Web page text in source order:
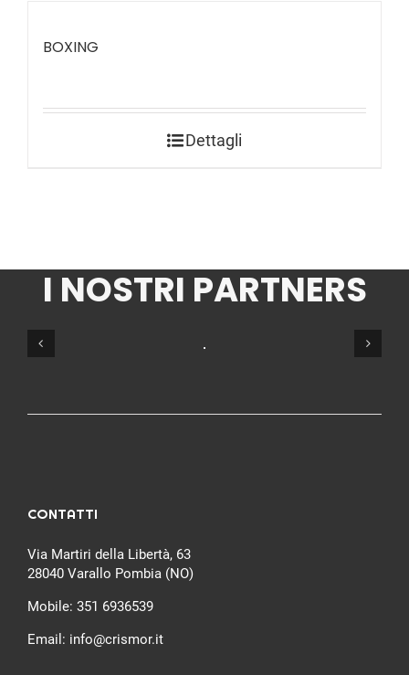
BOXING
Dettagli
I NOSTRI PARTNERS
CONTATTI
Via Martiri della Libertà, 63
28040 Varallo Pombia (NO)
Mobile: 351 6936539
Email: info@crismor.it